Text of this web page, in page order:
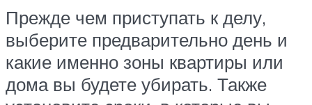
Прежде чем приступать к делу,
выберите предварительно день и
какие именно зоны квартиры или
дома вы будете убирать. Также